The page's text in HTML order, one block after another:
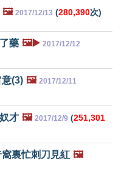
🖼️ 2017/12/13 (280,390次)
藥 🖼️▶️ 2017/12/12
(3) 🖼️ 2017/12/11
才 🖼️ 2017/12/9 (251,301
裏忙刺刀見紅 🖼️